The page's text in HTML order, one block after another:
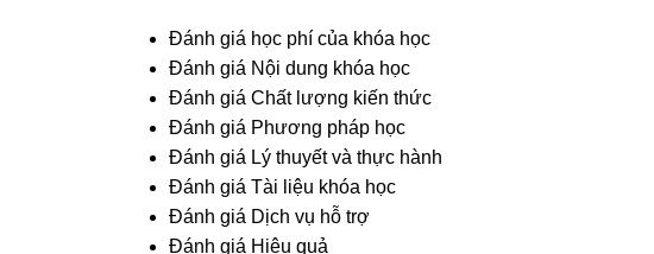
Đánh giá học phí của khóa học
Đánh giá Nội dung khóa học
Đánh giá Chất lượng kiến thức
Đánh giá Phương pháp học
Đánh giá Lý thuyết và thực hành
Đánh giá Tài liệu khóa học
Đánh giá Dịch vụ hỗ trợ
Đánh giá Hiệu quả